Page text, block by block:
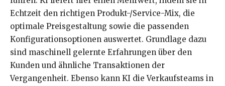
Echtzeit den richtigen Produkt-/Service-Mix, die
optimale Preisgestaltung sowie die passenden
Konfigurationsoptionen auswertet. Grundlage dazu
sind maschinell gelernte Erfahrungen über den
Kunden und ähnliche Transaktionen der
Vergangenheit. Ebenso kann KI die Verkaufsteams in